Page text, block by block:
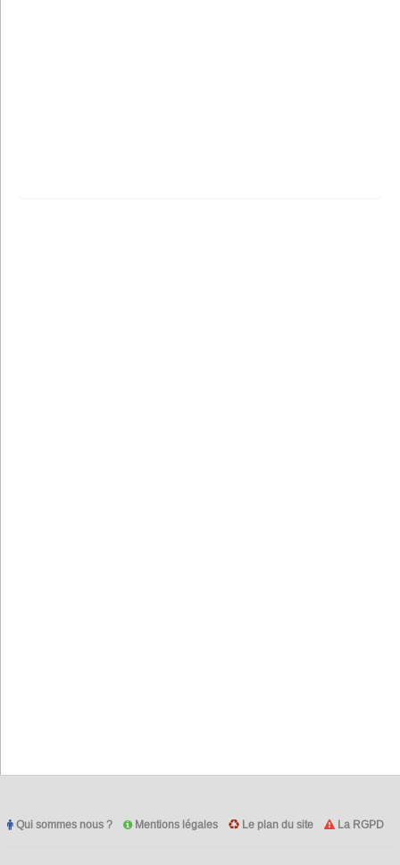
Qui sommes nous ? Mentions légales Le plan du site La RGPD